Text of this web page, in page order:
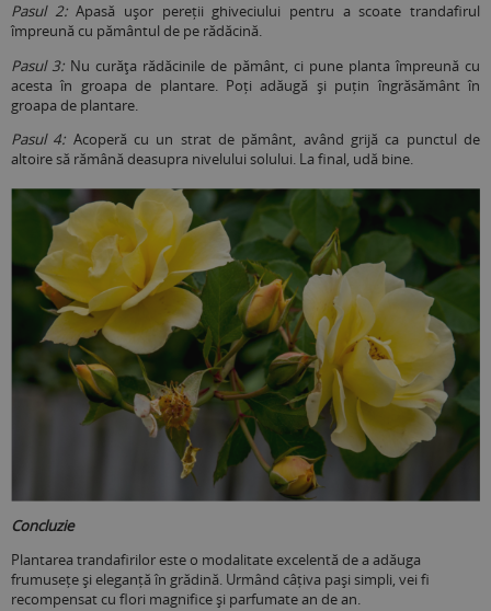
Pasul 2:Apasă ușor pereții ghiveciului pentru a scoate trandafirul
împreună cu pământul de pe rădăcină.
Pasul 3: Nu curăţa rădăcinile de pământ, ci pune planta împreună cu
acesta în groapa de plantare. Poți adăugă și puțin îngrăsământ în
groapa de plantare.
Pasul 4: Acoperă cu un strat de pământ, având grijă ca punctul de
altoire să rămână deasupra nivelului solului. La final, udă bine.
Concluzie
Plantarea trandafirilor este o modalitate excelentă de a adăuga
frumusețe și eleganță în grădină. Urmând câțiva pași simpli, vei fi
recompensat cu flori magnifice și parfumate an de an.